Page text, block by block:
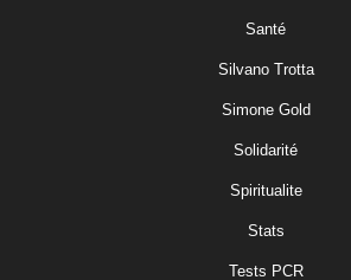
Santé
Silvano Trotta
Simone Gold
Solidarité
Spiritualite
Stats
Tests PCR